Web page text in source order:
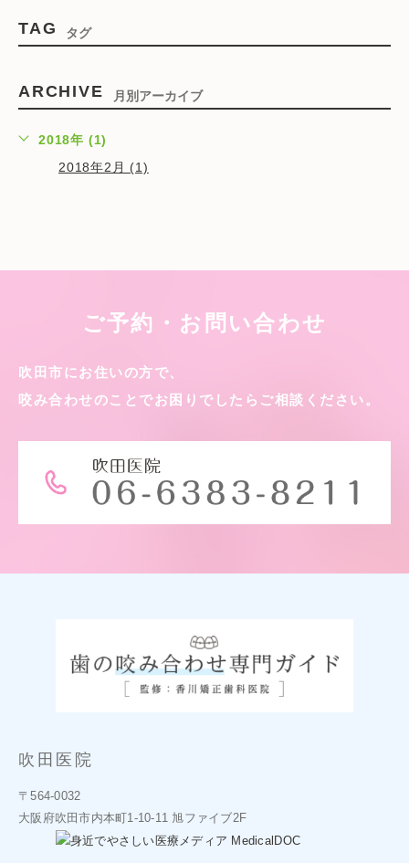
TAG タグ
ARCHIVE 月別アーカイブ
2018年 (1)
2018年2月 (1)
ご予約・お問い合わせ
吹田市にお住いの方で、
咬み合わせのことでお困りでしたら ご相談ください。
吹田医院
〒564-0032
大阪府吹田市内本町1-10-11 旭ファイブ2F